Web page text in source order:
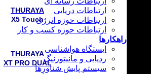
THURAYA
X5 Touch
THURAYA
XT PRO DUAL
ارتباطات دریایی
ارتباطات حوزه انرژی
ارتباطات حوزه کسب و کار
راهکارها
ایستگاه هواشناسی
ردیابی و مانیتورنیگ
سیستم پایش شناورها